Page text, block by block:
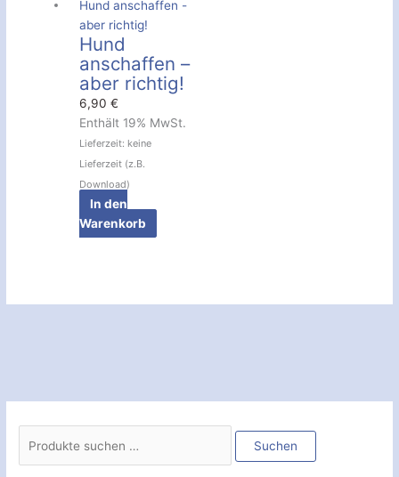
Hund
anschaffen –
aber richtig!
6,90€
Enthält 19% MwSt.
Lieferzeit: keine
Lieferzeit (z.B.
Download)
In den
Warenkorb
Suchen